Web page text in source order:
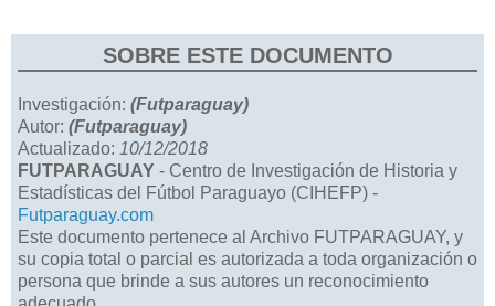
SOBRE ESTE DOCUMENTO
Investigación: (Futparaguay)
Autor: (Futparaguay)
Actualizado: 10/12/2018
FUTPARAGUAY - Centro de Investigación de Historia y
Estadísticas del Fútbol Paraguayo (CIHEFP) -
Futparaguay.com
Este documento pertenece al Archivo FUTPARAGUAY, y
su copia total o parcial es autorizada a toda organización o
persona que brinde a sus autores un reconocimiento